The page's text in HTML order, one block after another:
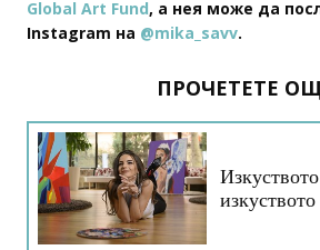
Global Art Fund, а нея може да
Instagram на @mika_savv.
ПРОЧЕТЕТЕ
изкуството